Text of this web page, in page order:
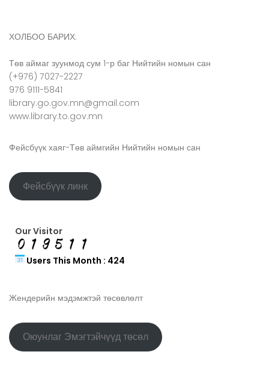
ХОЛБОО БАРИХ:
Төв аймаг зуунмод сум 1-р баг Нийтийн номын сан
(+976) 7027-2227
976 9111-5841
library.go.gov.mn@gmail.com
www.library.to.gov.mn
Фейсбүүк хаяг-Төв аймгийн Нийтийн номын сан
Фейсбүүк линк
Our Visitor
Users This Month : 424
Жендерийн мэдэмжтэй төсөвлөлт
Оюунлаг Эмэгтэйчүүд төсөл